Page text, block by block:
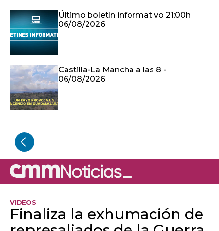
Último boletín informativo 21:00h
06/08/2026
Castilla-La Mancha a las 8 -
06/08/2026
VIDEOS
Finaliza la exhumación de